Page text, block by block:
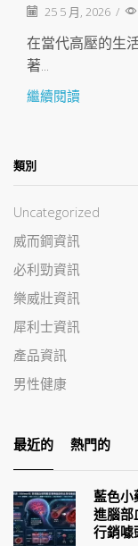
25 5 月, 2026 /
在當代高壓的生
著...
繼續閱讀
類別
Uncategorized
威而鋼資訊
必利勁資訊
樂威壯資訊
犀利士資訊
產品資訊
男性健康
最近的 熱門的
藍色小
進腦部
行銷噱